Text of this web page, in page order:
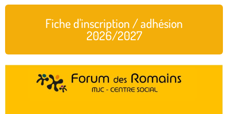
Fiche d'inscription / adhésion
2026/2027